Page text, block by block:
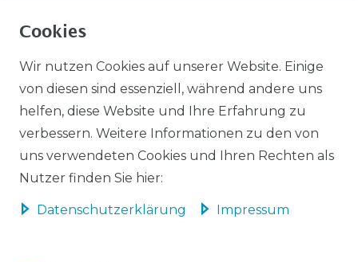
PAYPAL / PAYPAL PLUS
ÜBERWEISUNG
Cookies
Wir nutzen Cookies auf unserer Website. Einige
von diesen sind essenziell, während andere uns
helfen, diese Website und Ihre Erfahrung zu
verbessern. Weitere Informationen zu den von
uns verwendeten Cookies und Ihren Rechten als
Nutzer finden Sie hier:
Daten­schutz­erklärung Impressum